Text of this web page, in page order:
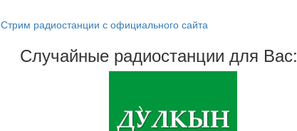
Стрим радиостанции с официального сайта
Случайные радиостанции для Вас: